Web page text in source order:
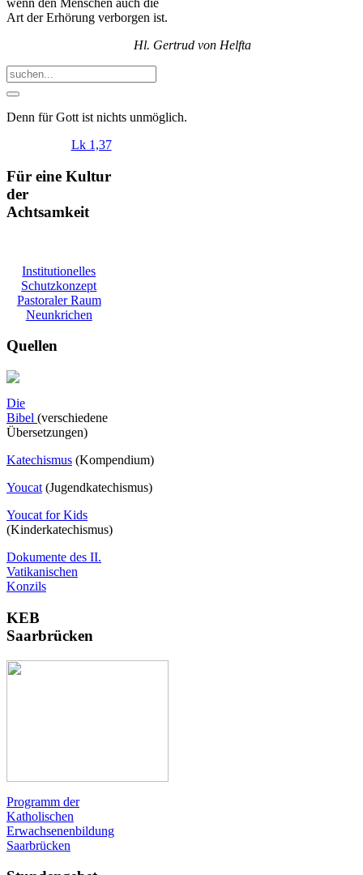
wenn den Menschen auch die
Art der Erhörung verborgen ist.
Hl. Gertrud von Helfta
Denn für Gott ist nichts unmöglich.
Lk 1,37
Für eine Kultur
der
Achtsamkeit
Institutionelles
Schutzkonzept
Pastoraler Raum
Neunkrichen
Quellen
Die
Bibel (verschiedene
Übersetzungen)
Katechismus (Kompendium)
Youcat (Jugendkatechismus)
Youcat for Kids
(Kinderkatechismus)
Dokumente des II.
Vatikanischen
Konzils
KEB
Saarbrücken
Programm der
Katholischen
Erwachsenenbildung
Saarbrücken